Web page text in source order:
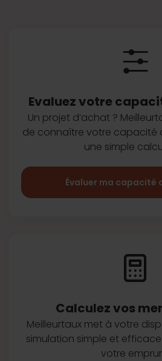
Evaluez votre
Un projet d’achat ?
de connaître votre capacité
une simple
Évaluer ma capacité
Calculez vos
Meilleurtaux met à votre
simulation simple et efficace
votre